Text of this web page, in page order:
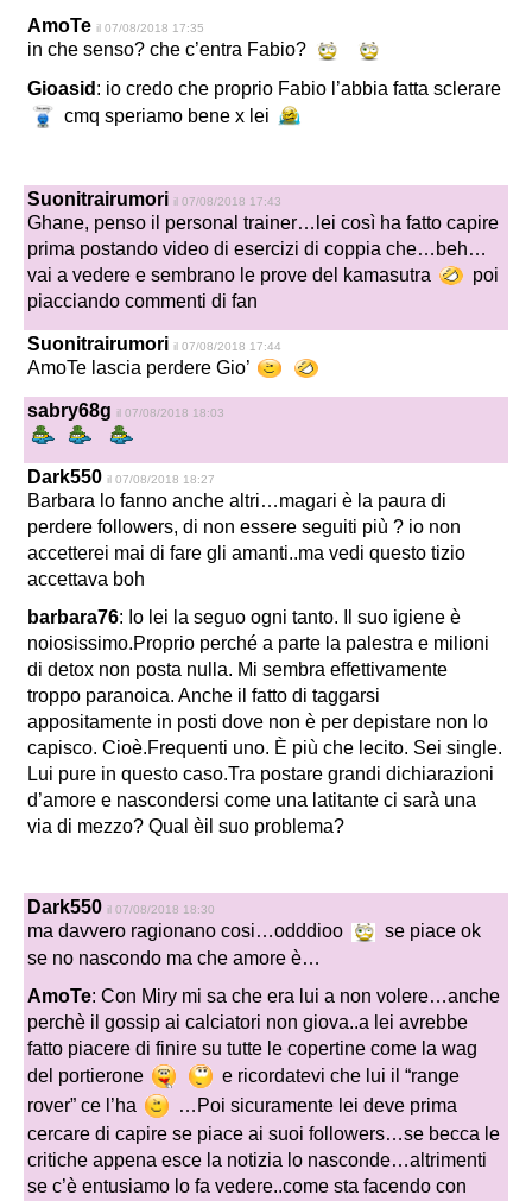
AmoTe il 07/08/2018 17:35
in che senso? che c’entra Fabio?
Gioasid : io credo che proprio Fabio l’abbia fatta sclerare
cmq speriamo bene x lei
Suonitrairumori il 07/08/2018 17:43
Ghane, penso il personal trainer…lei così ha fatto capire
prima postando video di esercizi di coppia che…beh…
vai a vedere e sembrano le prove del kamasutra
poi
piacciando commenti di fan
Suonitrairumori il 07/08/2018 17:44
AmoTe lascia perdere Gio’
sabry68g il 07/08/2018 18:03
Dark550 il 07/08/2018 18:27
Barbara lo fanno anche altri…magari è la paura di
perdere followers, di non essere seguiti più ? io non
accetterei mai di fare gli amanti..ma vedi questo tizio
accettava boh
barbara76: Io lei la seguo ogni tanto. Il suo igiene è
noiosissimo.Proprio perché a parte la palestra e milioni
di detox non posta nulla. Mi sembra effettivamente
troppo paranoica. Anche il fatto di taggarsi
appositamente in posti dove non è per depistare non lo
capisco. Cioè.Frequenti uno. È più che lecito. Sei single.
Lui pure in questo caso.Tra postare grandi dichiarazioni
d’amore e nascondersi come una latitante ci sarà una
via di mezzo? Qual èil suo problema?
Dark550 il 07/08/2018 18:30
ma davvero ragionano cosi…odddioo
se piace ok
se no nascondo ma che amore è…
AmoTe: Con Miry mi sa che era lui a non volere…anche
perchè il gossip ai calciatori non giova..a lei avrebbe
fatto piacere di finire su tutte le copertine come la wag
del portierone
e ricordatevi che lui il “range
rover” ce l’ha
…Poi sicuramente lei deve prima
cercare di capire se piace ai suoi followers…se becca le
critiche appena esce la notizia lo nasconde…altrimenti
se c’è entusiamo lo fa vedere..come sta facendo con